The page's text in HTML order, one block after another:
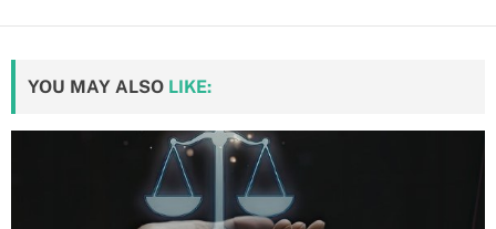
YOU MAY ALSO LIKE: